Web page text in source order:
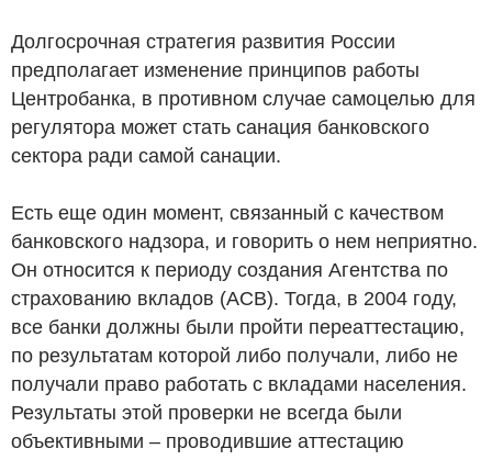
Долгосрочная стратегия развития России
предполагает изменение принципов работы
Центробанка, в противном случае самоцелью для
регулятора может стать санация банковского
сектора ради самой санации.
Есть еще один момент, связанный с качеством
банковского надзора, и говорить о нем неприятно.
Он относится к периоду создания Агентства по
страхованию вкладов (АСВ). Тогда, в 2004 году,
все банки должны были пройти переаттестацию,
по результатам которой либо получали, либо не
получали право работать с вкладами населения.
Результаты этой проверки не всегда были
объективными – проводившие аттестацию